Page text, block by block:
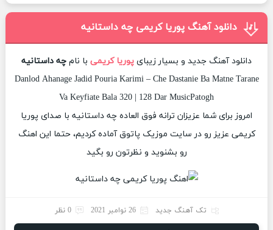
دانلود آهنگ پوریا کریمی چه داستانیه
دانلود آهنگ جدید و بسیار زیبای پوریا کریمی با نام چه داستانیه
Danlod Ahanage Jadid Pouria Karimi – Che Dastanie Ba Matne Tarane
Va Keyfiate Bala 320 | 128 Dar MusicPatogh
امروز برای شما عزیزان ترانه فوق العاده چه داستانیه با صدای پوریا
کریمی عزیز رو در سایت موزیک پاتوق آماده کردیم، حتما این اهنگ
رو بشنوید و نظرتون رو بگید
تک آهنگ جدید 26 نوامبر 2021 0 نظر